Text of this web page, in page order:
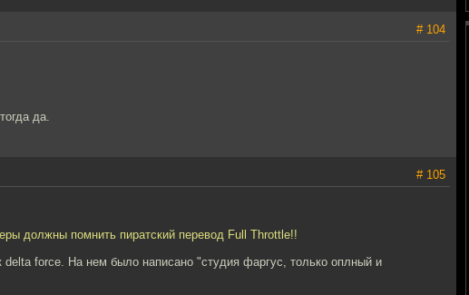
# 104
да.
# 105
должны помнить пиратский перевод Full Throttle!!
delta force. На нем было написано "студия фаргус, только оплный и